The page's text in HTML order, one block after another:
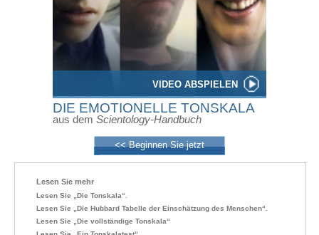
VIDEO ABSPIELEN
DIE EMOTIONELLE TONSKALA
aus dem Scientology-Handbuch
<< Beginnen Sie jetzt
Lesen Sie mehr
Lesen Sie „Die Tonskala“.
Lesen Sie „Die Hubbard Tabelle der Einschätzung des Menschen“.
Lesen Sie „Die vollständige Tonskala“